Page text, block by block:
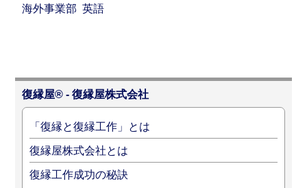
海外事業部 英語
復縁屋® - 復縁屋株式会社
「復縁と復縁工作」とは
復縁屋株式会社とは
復縁工作成功の秘訣